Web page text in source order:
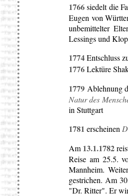
1766siedelt die
Eugen von
unbemittelter
Lessings und
1774Entschluss
1776Lektüre
1779 Ablehnung
Natur des
in Stuttgart
1781 erscheinen
Am 13.1.1782
Reise am 25.5.
Mannheim.
gestrichen. Am
"Dr. Ritter". Er